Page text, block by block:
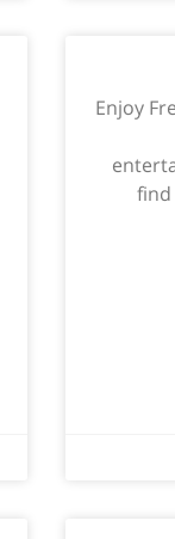
Enjoy
find